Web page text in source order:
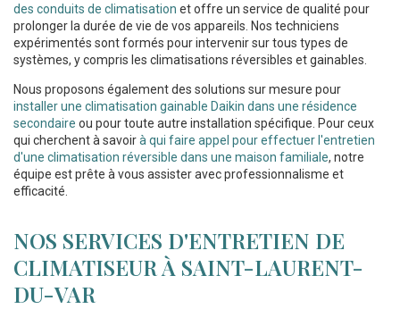
des conduits de climatisation et offre un service de qualité pour
prolonger la durée de vie de vos appareils. Nos techniciens
expérimentés sont formés pour intervenir sur tous types de
systèmes, y compris les climatisations réversibles et gainables.
Nous proposons également des solutions sur mesure pour
installer une climatisation gainable Daikin dans une résidence
secondaire ou pour toute autre installation spécifique. Pour ceux
qui cherchent à savoirà qui faire appel pour effectuer l'entretien
d'une climatisation réversible dans une maison familiale, notre
équipe est prête à vous assister avec professionnalisme et
efficacité.
NOS SERVICES D'ENTRETIEN DE
CLIMATISEUR À SAINT-LAURENT-
DU-VAR